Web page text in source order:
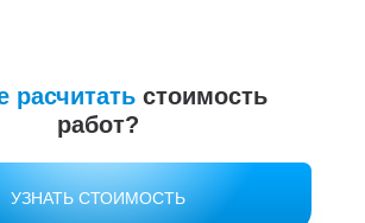
расчитать стоимость
работ?
УЗНАТЬ СТОИМОСТЬ